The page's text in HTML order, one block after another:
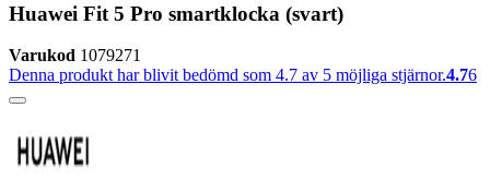
Huawei Fit 5 Pro smartklocka (svart)
Varukod 1079271
Denna produkt har blivit bedömd som 4.7 av 5 möjliga stjärnor.4.76